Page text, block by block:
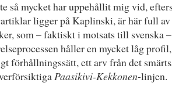
så mycket har uppehållit mig vid,
ligger på Kaplinski, är här full
som – faktiskt i motsats till svenska
håller en mycket låg
förhållningssätt, ett arv från det
Paasikivi-Kekkonen-linjen.